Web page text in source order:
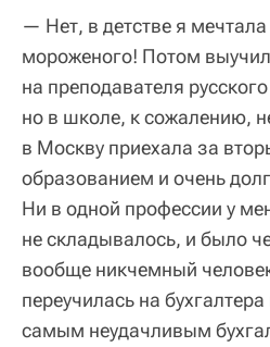
— Нет, в детстве я
мороженого! Потом
на преподавателя
но в школе, к сожалению,
в Москву приехала за
образованием и очень
Ни в одной профессии у
не складывалось, и было
вообще никчемный
переучилась на
самым неудачливым